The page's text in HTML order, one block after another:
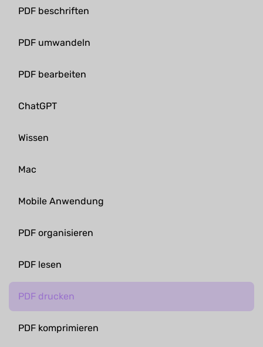
PDF beschriften
PDF umwandeln
PDF bearbeiten
ChatGPT
Wissen
Mac
Mobile Anwendung
PDF organisieren
PDF lesen
PDF drucken
PDF komprimieren